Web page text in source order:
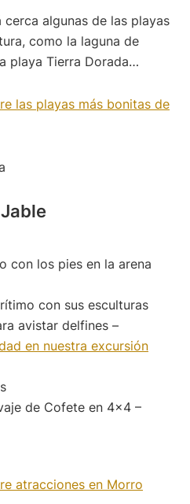
algunas de las playas
como la laguna de
playa Tierra Dorada…
las playas más bonitas de
con los pies en la arena
con sus esculturas
avistar delfines –
en nuestra excursión
de Cofete en 4×4 –
atracciones en Morro